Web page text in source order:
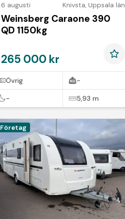
6 augusti Knivsta, Uppsala län
Weinsberg Caraone 390
QD 1150kg
265 000 kr
Övrig -
- 5,93 m
Företag